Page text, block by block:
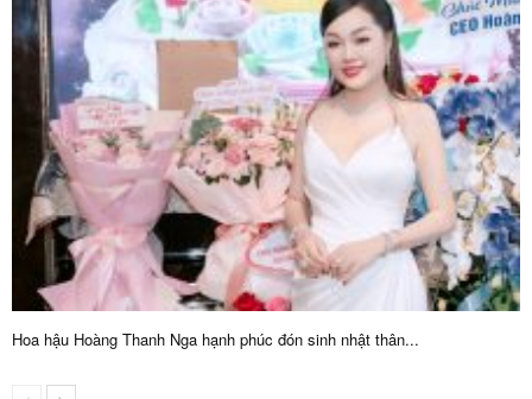
Hoa hậu Hoàng Thanh Nga hạnh phúc đón sinh nhật thân...